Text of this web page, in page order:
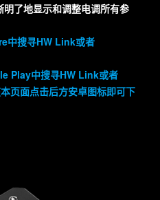
了地显示和调整电调所有参
中搜寻HW Link或者
Play中搜寻HW Link或者
页面点击后方安卓图标即可下